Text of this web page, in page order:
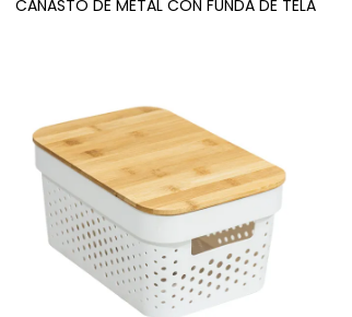
CANASTO DE METAL CON FUNDA DE TELA